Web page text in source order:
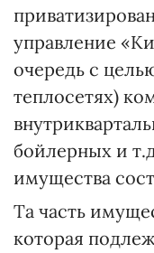
управление
очередь с
теплосетях)
бойлерных и
имущества
Та часть
которая